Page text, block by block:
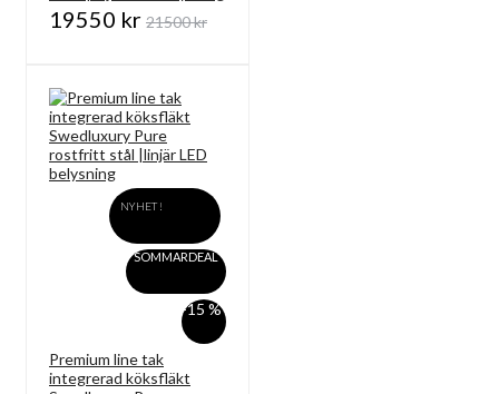
19550 kr 21500 kr
NYHET !
SOMMARDEAL
-15 %
Premium line tak
integrerad köksfläkt